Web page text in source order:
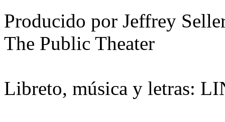
Producido por Jeffrey
The Public Theater
Libreto, música y letras: